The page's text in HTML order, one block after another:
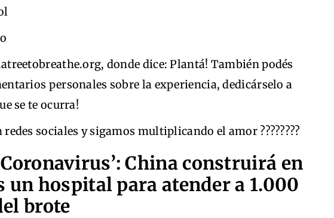
donde dice: Plantá! También podés
personales sobre la experiencia, dedicárselo a
se te ocurra!
sociales y sigamos multiplicando el amor ????????
China construirá en
un hospital para atender a 1.000
brote